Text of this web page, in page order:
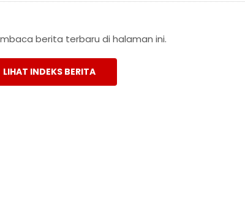
berita terbaru di halaman ini.
LIHAT INDEKS BERITA